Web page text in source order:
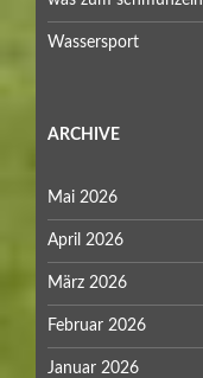
Wassersport
ARCHIVE
Mai 2026
April 2026
März 2026
Februar 2026
Januar 2026